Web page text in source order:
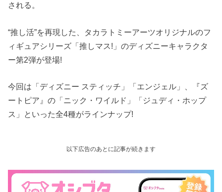
される。
“推し活”を再現した、タカラトミーアーツオリジナルのフ
ィギュアシリーズ「推しマス!」のディズニーキャラクタ
ー第2弾が登場!
今回は「ディズニー スティッチ」「エンジェル」、『ズ
ートピア』の「ニック・ワイルド」「ジュディ・ホップ
ス」といった全4種がラインナップ!
以下広告のあとに記事が続きます